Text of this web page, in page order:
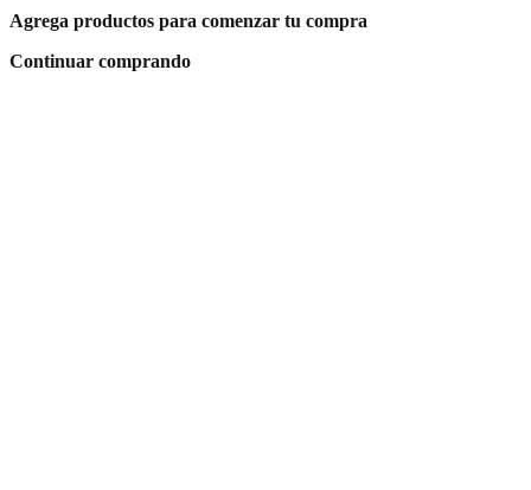
Agrega productos para comenzar tu compra
Continuar comprando